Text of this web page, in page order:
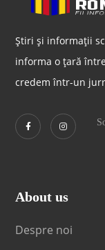
Știri și informații
informa o țară
credem într-un
About us
Despre noi